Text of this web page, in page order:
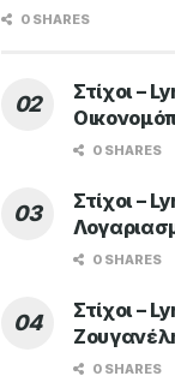
0 SHARES
Στίχοι –
0 SHARES
Στίχοι –
0 SHARES
Στίχοι –
0 SHARES